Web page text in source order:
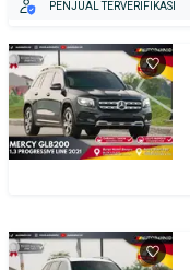
PENJUAL TERVERIFIKASI